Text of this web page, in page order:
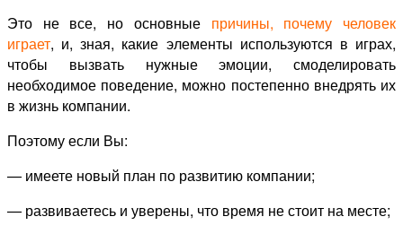
Это не все, но основные причины, почему человек
играет, и, зная, какие элементы используются в играх,
чтобы вызвать нужные эмоции, смоделировать
необходимое поведение, можно постепенно внедрять их
в жизнь компании.
Поэтому если Вы:
— имеете новый план по развитию компании;
— развиваетесь и уверены, что время не стоит на месте;